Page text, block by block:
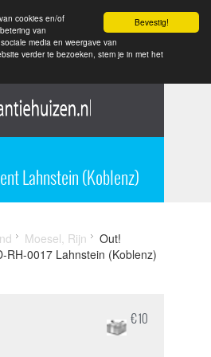
Bevestig!
cookies en/of
van
media en weergave van
verder te bezoeken, stem je in met het
Lahnstein (Koblenz)
Moesel, Rijn
Out!
RH-0017 Lahnstein (Koblenz)
€ 10